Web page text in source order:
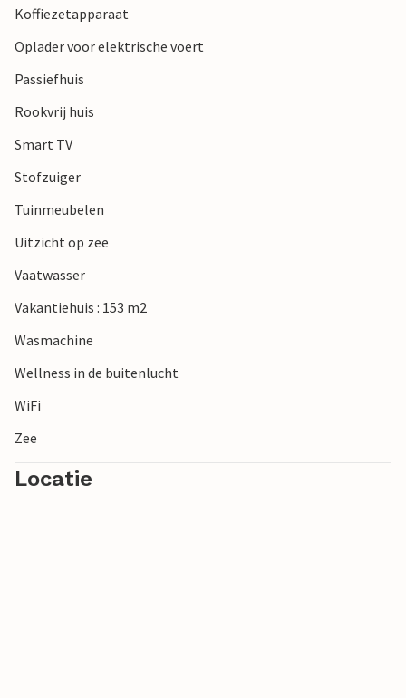
Bjerge is ook een bezoek waard en zal indruk op u maken
met zijn prachtige heuvels en fantastische uitzichten op
Verheug u op een heerlijke familievakantie dicht bij alle
Koffiezetapparaat
Oplader voor elektrische voert
Passiefhuis
Rookvrij huis
Smart TV
Stofzuiger
Tuinmeubelen
Uitzicht op zee
Vaatwasser
Vakantiehuis : 153 m2
Wasmachine
Wellness in de buitenlucht
WiFi
Zee
Locatie